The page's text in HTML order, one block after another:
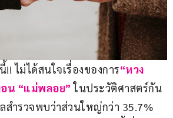
ไม่ได้สนใจเรื่องของการ“หวง
อน “แม่พลอย” ในประวัติศาสตร์กัน
สำรวจพบว่าส่วนใหญ่กว่า 35.7%